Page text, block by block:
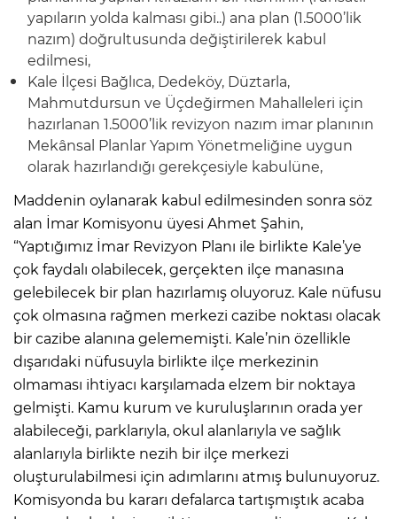
yapıların yolda kalması gibi..) ana plan (1.5000’lik
nazım) doğrultusunda değiştirilerek kabul
edilmesi,
Kale İlçesi Bağlıca, Dedeköy, Düztarla,
Mahmutdursun ve Üçdeğirmen Mahalleleri için
hazırlanan 1.5000’lik revizyon nazım imar planının
Mekânsal Planlar Yapım Yönetmeliğine uygun
olarak hazırlandığı gerekçesiyle kabulüne,
Maddenin oylanarak kabul edilmesinden sonra söz
alan İmar Komisyonu üyesi Ahmet Şahin,
“Yaptığımız İmar Revizyon Planı ile birlikte Kale’ye
çok faydalı olabilecek, gerçekten ilçe manasına
gelebilecek bir plan hazırlamış oluyoruz. Kale nüfusu
çok olmasına rağmen merkezi cazibe noktası olacak
bir cazibe alanına gelememişti. Kale’nin özellikle
dışarıdaki nüfusuyla birlikte ilçe merkezinin
olmaması ihtiyacı karşılamada elzem bir noktaya
gelmişti. Kamu kurum ve kuruluşlarının orada yer
alabileceği, parklarıyla, okul alanlarıyla ve sağlık
alanlarıyla birlikte nezih bir ilçe merkezi
oluşturulabilmesi için adımlarını atmış bulunuyoruz.
Komisyonda bu kararı defalarca tartışmıştık acaba